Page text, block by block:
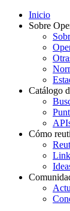
Inicio
Sobre
Catálogo
Cómo